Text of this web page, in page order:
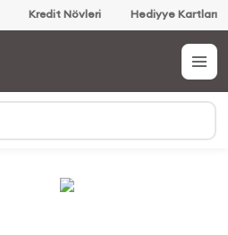
Kredit Növləri Hədiyyə Kartları